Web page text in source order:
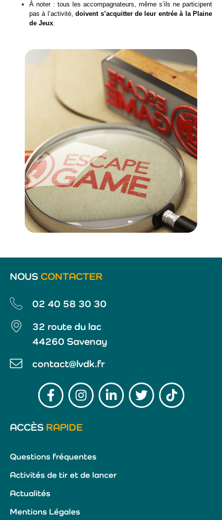
À noter : tous les accompagnateurs, même s’ils ne participent
pas à l’activité,doivent s’acquitter de leur entrée à la Plaine
de Jeux.
NOUS CONTACTER
02 40 58 30 30
32 route du lac
44260 Savenay
contact@lvdk.fr
ACCÈS RAPIDE
Questions fréquentes
Activités de tir et de lancer
Actualités
Mentions Légales